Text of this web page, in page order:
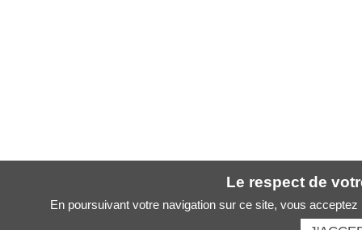
Le respect de
En poursuivant votre navigation sur ce site, vous